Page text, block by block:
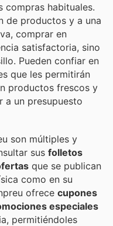
compras habituales.
de productos y a una
comprar en
satisfactoria, sino
Pueden confiar en
que les permitirán
productos frescos y
a un presupuesto
son múltiples y
sus folletos
que se publican
como en su
ofrece cupones
especiales
permitiéndoles